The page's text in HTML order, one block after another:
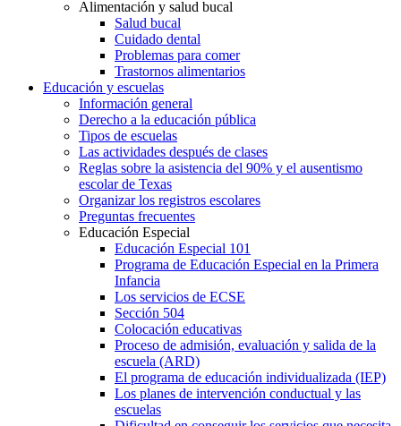
Alimentación y salud bucal
Salud bucal
Cuidado dental
Problemas para comer
Trastornos alimentarios
Educación y escuelas
Información general
Derecho a la educación pública
Tipos de escuelas
Las actividades después de clases
Reglas sobre la asistencia del 90% y el ausentismo
escolar de Texas
Organizar los registros escolares
Preguntas frecuentes
Educación Especial
Educación Especial 101
Programa de Educación Especial en la Primera
Infancia
Los servicios de ECSE
Sección 504
Colocación educativas
Proceso de admisión, evaluación y salida de la
escuela (ARD)
El programa de educación individualizada (IEP)
Los planes de intervención conductual y las
escuelas